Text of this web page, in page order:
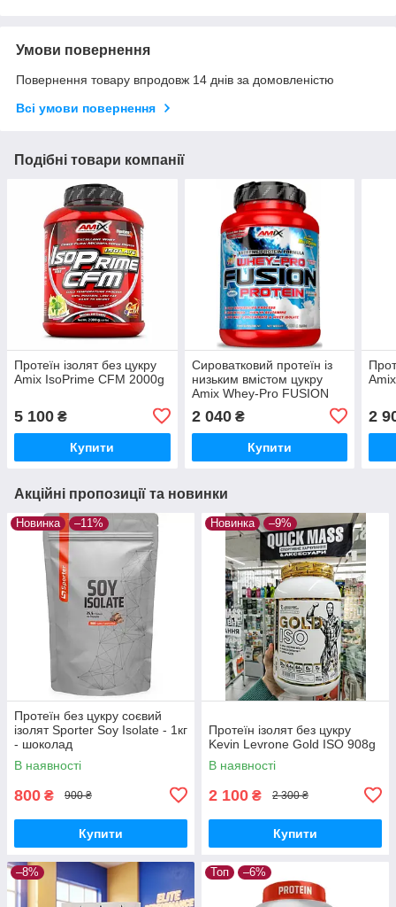
Умови повернення
Повернення товару впродовж 14 днів за домовленістю
Всі умови повернення
Подібні товари компанії
Протеїн ізолят без цукру
Amix IsoPrime CFM 2000g
5 100 ₴
Купити
Сироватковий протеїн із
низьким вмістом цукру
Amix Whey-Pro FUSION
2 040₴
Купити
2
Акційні пропозиції та новинки
Новинка –11%
Протеїн без цукру соєвий
ізолят Sporter Soy Isolate - 1кг
- шоколад
В наявності
800 ₴ 900 ₴
Купити
Новинка –9%
Протеїн ізолят без цукру
Kevin Levrone Gold ISO 908g
В наявності
2 100 ₴ 2 300 ₴
Купити
–8% Топ –6%